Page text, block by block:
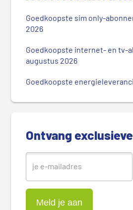
d
Goedkoopste sim only-
2026
Goedkoopste internet- en tv-
augustus 2026
Goedkoopste
Ontvang